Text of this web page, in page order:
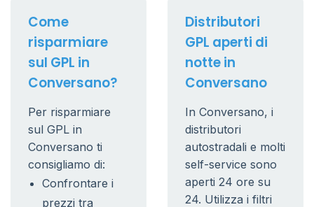
Come
risparmiare
sul GPL in
Conversano?
Per risparmiare
sul GPL in
Conversano ti
consigliamo di:
Confrontare i
prezzi tra
Distributori
GPL aperti di
notte in
Conversano
In Conversano, i
distributori
autostradali e molti
self-service sono
aperti 24 ore su
24. Utilizza i filtri